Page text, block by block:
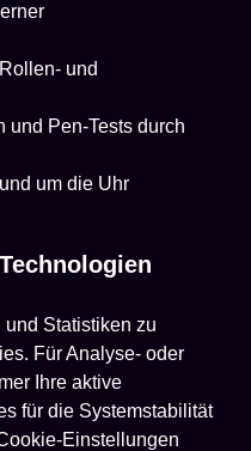
und
und Pen-Tests durch
um die Uhr
Statistiken zu
Für Analyse- oder
Ihre aktive
für die Systemstabilität
Einstellungen